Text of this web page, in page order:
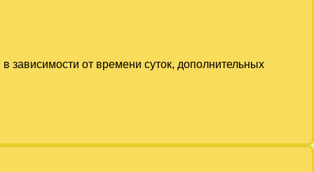
зависимости от времени суток, дополнительных